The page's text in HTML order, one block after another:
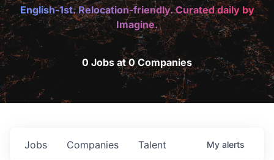
English-1st. Relocation-friendly. Curated daily by
Imagine.
0 Jobs at 0 Companies
Jobs Companies Talent My alerts